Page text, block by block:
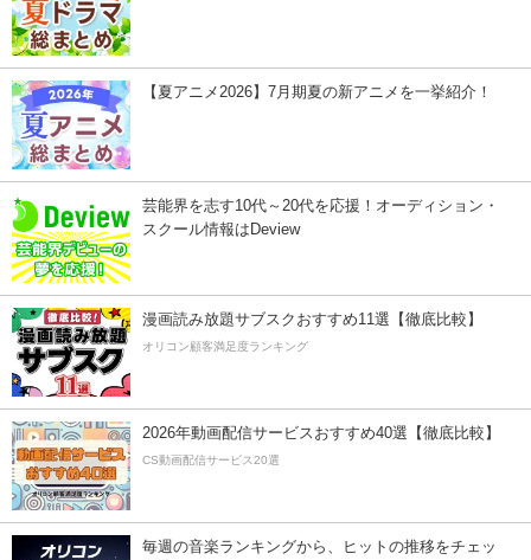
【夏アニメ2026】7月期夏の新アニメを一挙紹介！
芸能界を志す10代～20代を応援！オーディション・
スクール情報はDeview
漫画読み放題サブスクおすすめ11選【徹底比較】
オリコン顧客満足度ランキング
2026年動画配信サービスおすすめ40選【徹底比較】
CS動画配信サービス20選
毎週の音楽ランキングから、ヒットの推移をチェッ